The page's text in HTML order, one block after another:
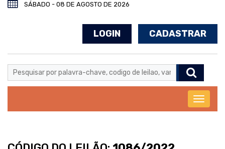
SÁBADO - 08 DE AGOSTO DE 2026
LOGIN CADASTRAR
Abrir
menu